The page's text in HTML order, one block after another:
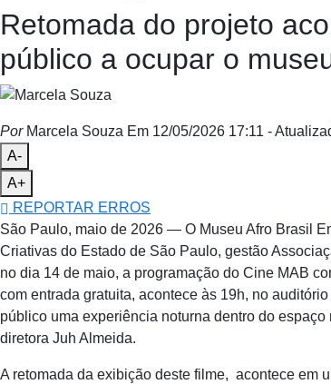
Retomada do projeto
público a ocupar o
PorMarcela Souza Em 12/05/2026 17:11 -
A-
A+
REPORTAR ERROS
São Paulo, maio de 2026 — O Museu Afro Brasil
Criativas do Estado de São Paulo, gestão
no dia 14 de maio, a programação do Cine MAB
com entrada gratuita, acontece às 19h, no
público uma experiência noturna dentro do
diretora Juh Almeida.
A retomada da exibição deste filme, acontece em